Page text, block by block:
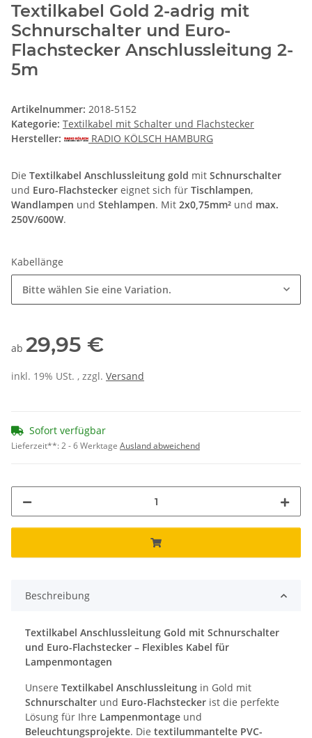
Textilkabel Gold 2-adrig mit
Schnurschalter und Euro-
Flachstecker Anschlussleitung 2-
5m
Artikelnummer: 2018-5152
Kategorie: Textilkabel mit Schalter und Flachstecker
Hersteller:
RADIO KÖLSCH HAMBURG
Die Textilkabel Anschlussleitung gold mit Schnurschalter
und Euro-Flachstecker eignet sich für Tischlampen,
Wandlampen und Stehlampen. Mit 2x0,75mm² und max.
250V/600W.
Kabellänge
Bitte wählen Sie eine Variation.
ab 29,95 €
inkl. 19% USt. , zzgl. Versand
Sofort verfügbar
Lieferzeit**:2 - 6 Werktage Ausland abweichend
Beschreibung
Textilkabel Anschlussleitung Gold mit Schnurschalter
und Euro-Flachstecker – Flexibles Kabel für
Lampenmontagen
Unsere Textilkabel Anschlussleitung in Gold mit
Schnurschalter und Euro-Flachstecker ist die perfekte
Lösung für Ihre Lampenmontage und
Beleuchtungsprojekte. Die textilummantelte PVC-